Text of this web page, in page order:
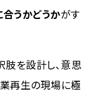
うかどうかがす
肢を設計し、意思
再生の現場に極